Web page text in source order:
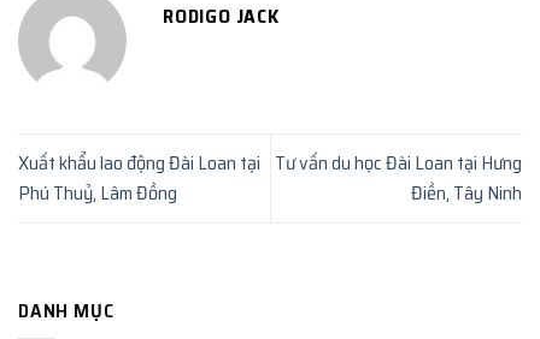
RODIGO JACK
Xuất khẩu lao động Đài Loan tại
Phú Thuỷ, Lâm Đồng
Tư vấn du học Đài Loan tại Hưng
Điền, Tây Ninh
DANH MỤC